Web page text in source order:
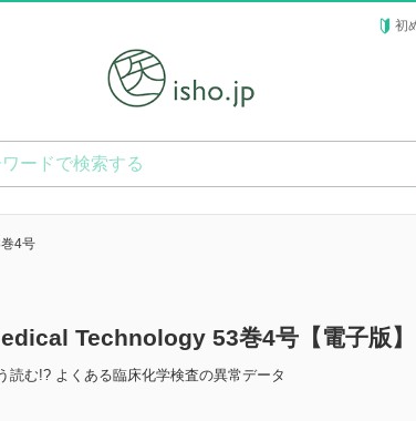
初
4号
Technology 53巻4号【電子版】
読む!? よくある臨床化学検査の異常データ